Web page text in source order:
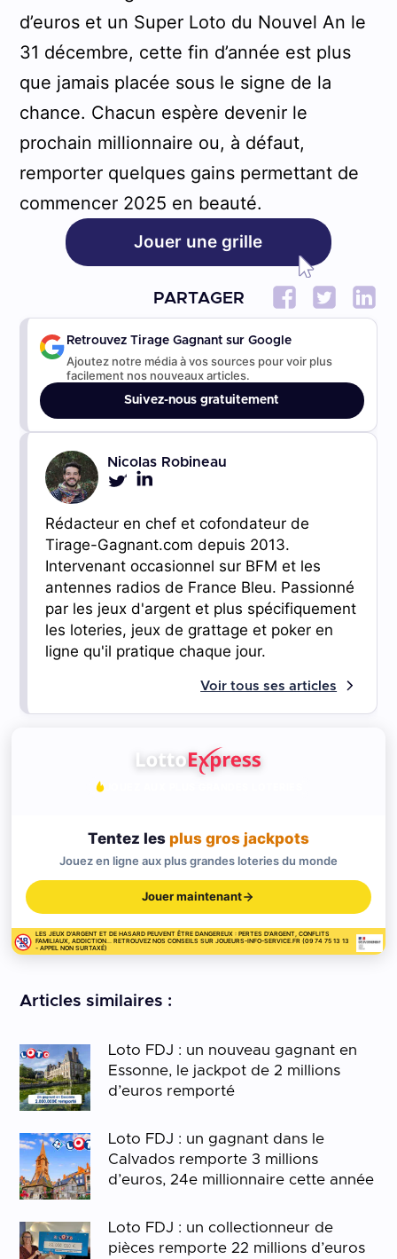
d’euros et un Super Loto du Nouvel An le
31 décembre, cette fin d’année est plus
que jamais placée sous le signe de la
chance. Chacun espère devenir le
prochain millionnaire ou, à défaut,
remporter quelques gains permettant de
commencer 2025 en beauté.
Jouer une grille
PARTAGER
Retrouvez Tirage Gagnant sur Google
Ajoutez notre média à vos sources pour voir plus
facilement nos nouveaux articles.
Suivez-nous gratuitement
Nicolas Robineau
Rédacteur en chef et cofondateur de
Tirage-Gagnant.com depuis 2013.
Intervenant occasionnel sur BFM et les
antennes radios de France Bleu. Passionné
par les jeux d'argent et plus spécifiquement
les loteries, jeux de grattage et poker en
ligne qu'il pratique chaque jour.
Voir tous ses articles
Tentez les plus gros jackpots
Jouez en ligne aux plus grandes loteries du monde
Jouer maintenant
LES JEUX D'ARGENT ET DE HASARD PEUVENT ÊTRE DANGEREUX : PERTES D'ARGENT, CONFLITS
FAMILIAUX, ADDICTION... RETROUVEZ NOS CONSEILS SUR JOUEURS-INFO-SERVICE.FR (09 74 75 13 13
- APPEL NON SURTAXÉ)
Articles similaires :
Loto FDJ : un nouveau gagnant en
Essonne, le jackpot de 2 millions
d’euros remporté
Loto FDJ : un gagnant dans le
Calvados remporte 3 millions
d’euros, 24e millionnaire cette année
Loto FDJ : un collectionneur de
pièces remporte 22 millions d’euros